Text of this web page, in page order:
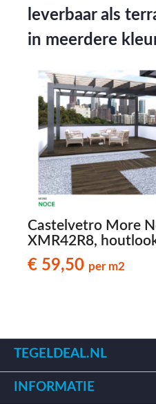
leverbaar als
in meerdere
Castelvetro More
XMR42R8,
59,50 per m2
€ 59,50 per m2
TEGELDEAL.NL
INFORMATIE